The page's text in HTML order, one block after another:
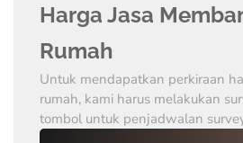
Harga Jasa
Rumah
Untuk mendapatkan perkiraan
rumah, kami harus melakukan
tombol untuk penjadwalan